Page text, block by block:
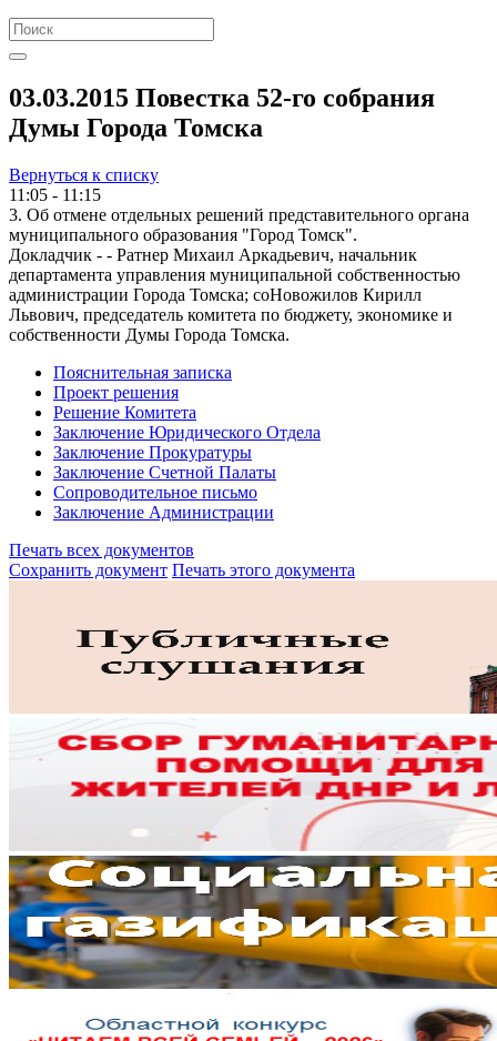
03.03.2015 Повестка 52-го собрания
Думы Города Томска
Вернуться к списку
11:05 - 11:15
3. Об отмене отдельных решений представительного органа
муниципального образования "Город Томск".
Докладчик - - Ратнер Михаил Аркадьевич, начальник
департамента управления муниципальной собственностью
администрации Города Томска; соНовожилов Кирилл
Львович, председатель комитета по бюджету, экономике и
собственности Думы Города Томска.
Пояснительная записка
Проект решения
Решение Комитета
Заключение Юридического Отдела
Заключение Прокуратуры
Заключение Счетной Палаты
Сопроводительное письмо
Заключение Администрации
Печать всех документов
Сохранить документ Печать этого документа